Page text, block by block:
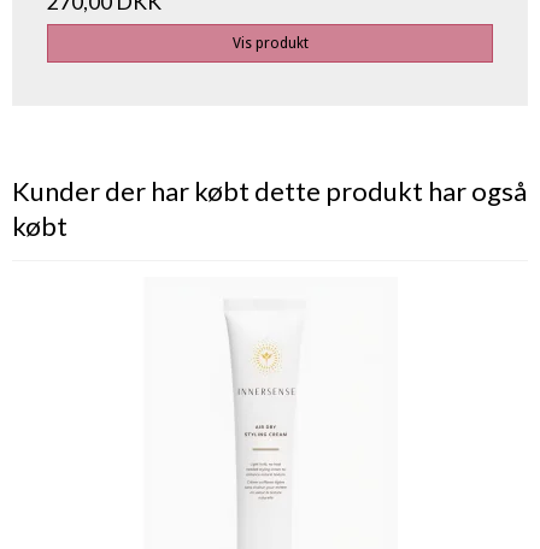
Vis produkt
Kunder der har købt dette produkt har også
købt